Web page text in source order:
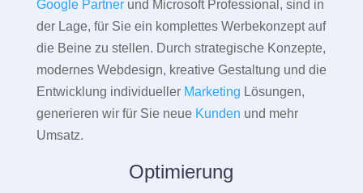
Google Partnerund Microsoft Professional, sind in
der Lage, für Sie ein komplettes Werbekonzept auf
die Beine zu stellen. Durch strategische Konzepte,
modernes Webdesign, kreative Gestaltung und die
Entwicklung individueller Marketing Lösungen,
generieren wir für Sie neue Kunden und mehr
Umsatz.
Optimierung